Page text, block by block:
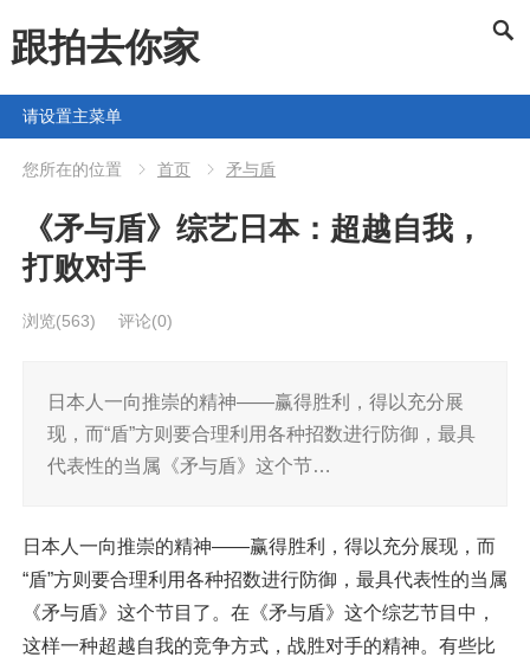
跟拍去你家
请设置主菜单
您所在的位置 首页 矛与盾
《矛与盾》综艺日本：超越自我，
打败对手
浏览(563) 评论(0)
日本人一向推崇的精神——赢得胜利，得以充分展
现，而“盾”方则要合理利用各种招数进行防御，最具
代表性的当属《矛与盾》这个节…
日本人一向推崇的精神——赢得胜利，得以充分展现，而
“盾”方则要合理利用各种招数进行防御，最具代表性的当属
《矛与盾》这个节目了。在《矛与盾》这个综艺节目中，
这样一种超越自我的竞争方式，战胜对手的精神。有些比